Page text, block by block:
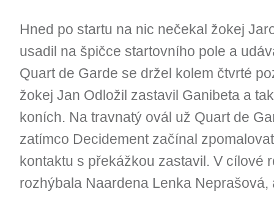
Hned po startu na nic nečekal žokej
usadil na špičce startovního pole a
Quart de Garde se držel kolem čtvrté
žokej Jan Odložil zastavil Ganibeta a
koních. Na travnatý ovál už Quart de
zatímco Decidement začínal
kontaktu s překážkou zastavil. V cílové
rozhýbala Naardena Lenka Neprašová,